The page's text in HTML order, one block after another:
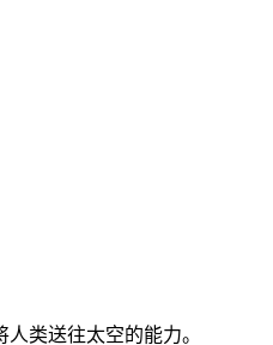
类送往太空的能力。